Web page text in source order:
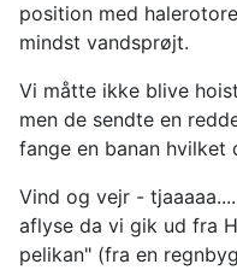
position med
mindst vandsprøjt.
Vi måtte ikke blive
men de sendte en
fange en banan hvilket
Vind og vejr -
aflyse da vi gik ud fra
pelikan" (fra en